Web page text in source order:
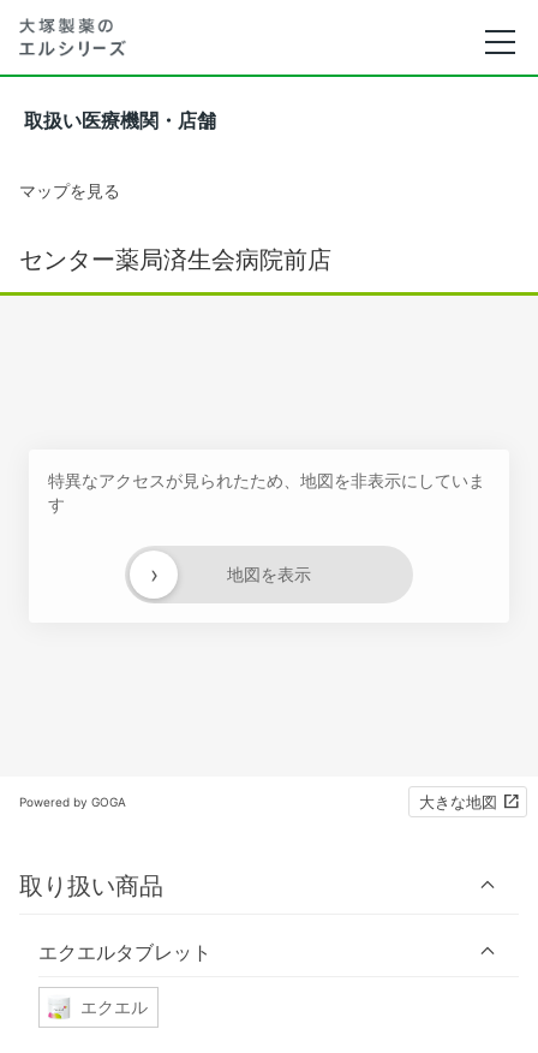
取扱い医療機関・店舗
マップを見る
センター薬局済生会病院前店
特異なアクセスが見られたため、地図を非表示にしていま
す
地図を表示
›
Powered by GOGA 大きな地図
取り扱い商品
エクエルタブレット
エクエル